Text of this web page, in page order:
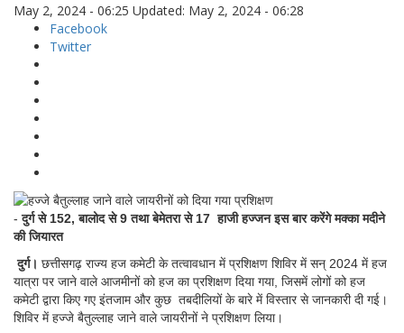
May 2, 2024 - 06:25 Updated: May 2, 2024 - 06:28
Facebook
Twitter
- दुर्ग से 152, बालोद से 9 तथा बेमेतरा से 17 हाजी हज्जन इस बार करेंगे मक्का मदीने
की जियारत
दुर्ग। छत्तीसगढ़ राज्य हज कमेटी के तत्वावधान में प्रशिक्षण शिविर में सन् 2024 में हज
यात्रा पर जाने वाले आजमीनों को हज का प्रशिक्षण दिया गया, जिसमें लोगों को हज
कमेटी द्वारा किए गए इंतजाम और कुछ तबदीलियों के बारे में विस्तार से जानकारी दी गई।
शिविर में हज्जे बैतुल्लाह जाने वाले जायरीनों ने प्रशिक्षण लिया।